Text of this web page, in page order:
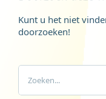
Kunt u het niet
doorzoeken!
Zoeken
naar: